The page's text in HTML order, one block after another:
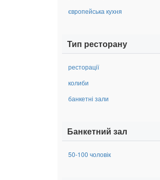
європейська кухня
Тип ресторану
ресторації
колиби
банкетні зали
Банкетний зал
50-100 чоловік